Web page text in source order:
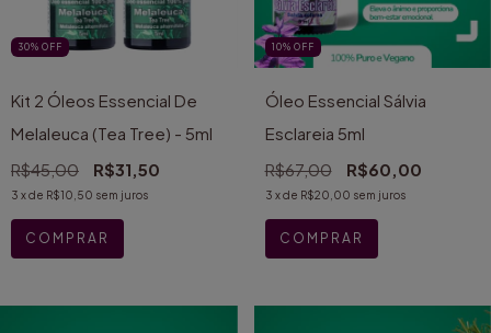
30% OFF
Kit 2 Óleos Essencial De
Melaleuca (Tea Tree) - 5ml
R$45,00
R$31,50
3 x de R$10,50 sem juros
10% OFF
Óleo Essencial Sálvia
Esclareia 5ml
R$67,00
R$60,00
3 x de R$20,00 sem juros